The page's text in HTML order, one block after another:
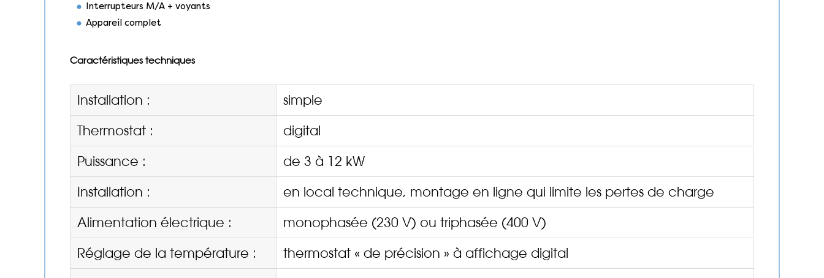
Interrupteurs M/A + voyants
Appareil complet
Caractéristiques techniques
Installation :
simple
Thermostat :
digital
Puissance :
de 3 à 12 kW
Installation :
en local technique, montage en ligne qui limite les pertes de charge
Alimentation électrique :
monophasée (230 V) ou triphasée (400 V)
Réglage de la température :
thermostat « de précision » à affichage digital